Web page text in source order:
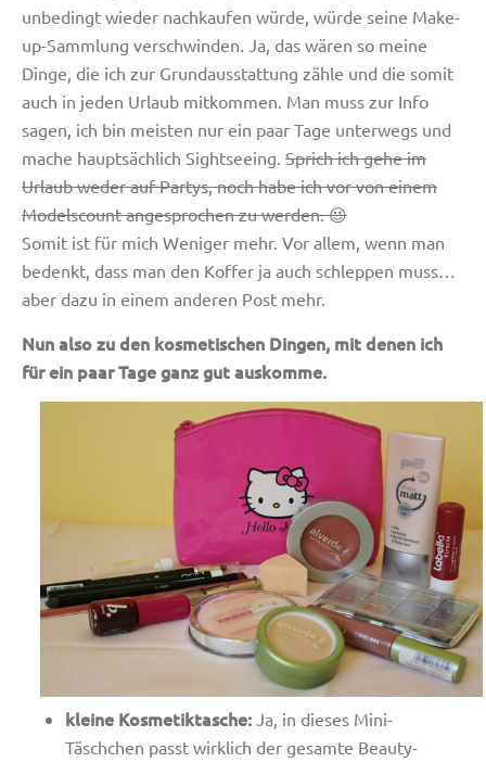
unbedingt wieder nachkaufen würde, würde seine Make-
up-Sammlung verschwinden. Ja, das wären so meine
Dinge, die ich zur Grundausstattung zähle und die somit
auch in jeden Urlaub mitkommen. Man muss zur Info
sagen, ich bin meisten nur ein paar Tage unterwegs und
mache hauptsächlich Sightseeing. Sprich ich gehe im
Urlaub weder auf Partys, noch habe ich vor von einem
Modelscount angesprochen zu werden. 😉
Somit ist für mich Weniger mehr. Vor allem, wenn man
bedenkt, dass man den Koffer ja auch schleppen muss…
aber dazu in einem anderen Post mehr.
Nun also zu den kosmetischen Dingen, mit denen ich
für ein paar Tage ganz gut auskomme.
kleine Kosmetiktasche: Ja, in dieses Mini-
Täschchen passt wirklich der gesamte Beauty-